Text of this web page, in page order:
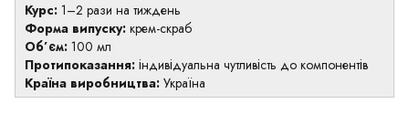
Курс: 1–2 рази на тиждень
Форма випуску: крем-скраб
Об’єм: 100 мл
Протипоказання: індивідуальна чутливість до компонентів
Країна виробництва: Україна